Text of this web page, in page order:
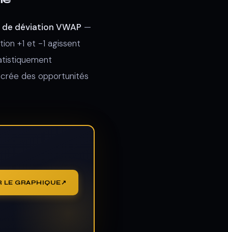
déviation VWAP —
+1 et -1 agissent
des opportunités
LE GRAPHIQUE